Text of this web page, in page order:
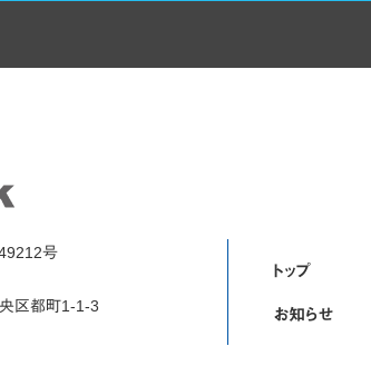
号
区都町1-1-3
トップ
お知らせ